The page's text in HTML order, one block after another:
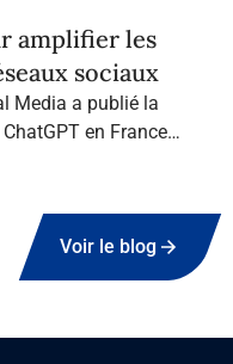
amplifier les
sociaux
Media a publié la
en France
Voir le blog